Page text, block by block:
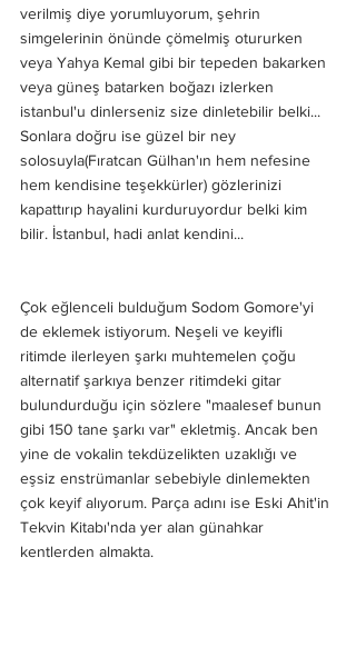
verilmiş diye yorumluyorum, şehrin
simgelerinin önünde çömelmiş otururken
veya Yahya Kemal gibi bir tepeden bakarken
veya güneş batarken boğazı izlerken
istanbul'u dinlerseniz size dinletebilir belki...
Sonlara doğru ise güzel bir ney
solosuyla(Fıratcan Gülhan'ın hem nefesine
hem kendisine teşekkürler) gözlerinizi
kapattırıp hayalini kurduruyordur belki kim
bilir. İstanbul, hadi anlat kendini...
Çok eğlenceli bulduğum Sodom Gomore'yi
de eklemek istiyorum. Neşeli ve keyifli
ritimde ilerleyen şarkı muhtemelen çoğu
alternatif şarkıya benzer ritimdeki gitar
bulundurduğu için sözlere "maalesef bunun
gibi 150 tane şarkı var" ekletmiş. Ancak ben
yine de vokalin tekdüzelikten uzaklığı ve
eşsiz enstrümanlar sebebiyle dinlemekten
çok keyif alıyorum. Parça adını ise Eski Ahit'in
Tekvin Kitabı'nda yer alan günahkar
kentlerden almakta.